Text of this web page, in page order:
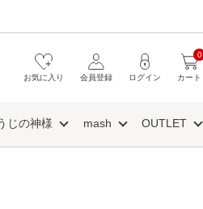
カート
0
ログイン
会員登録
お気に入り
じの神様 mash OUTLET